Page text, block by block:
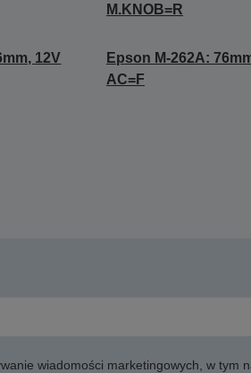
M.KNOB=R
12V
Epson M-262A:
AC=F
wiadomości marketingowych, w tym